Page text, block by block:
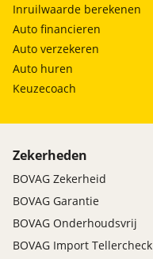
Inruilwaarde berekenen
Auto financieren
Auto verzekeren
Auto huren
Keuzecoach
Zekerheden
BOVAG Zekerheid
BOVAG Garantie
BOVAG Onderhoudsvrij
BOVAG Import Tellercheck